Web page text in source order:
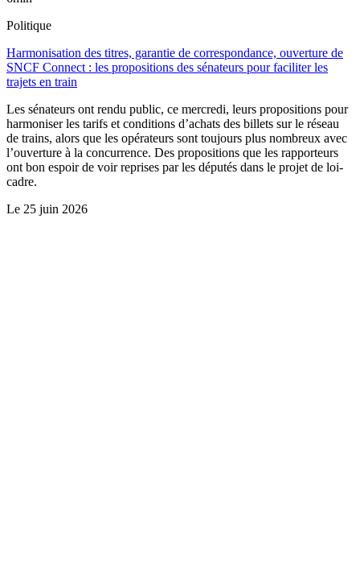
Politique
Harmonisation des titres, garantie de correspondance, ouverture de
SNCF Connect : les propositions des sénateurs pour faciliter les
trajets en train
Les sénateurs ont rendu public, ce mercredi, leurs propositions pour
harmoniser les tarifs et conditions d’achats des billets sur le réseau
de trains, alors que les opérateurs sont toujours plus nombreux avec
l’ouverture à la concurrence. Des propositions que les rapporteurs
ont bon espoir de voir reprises par les députés dans le projet de loi-
cadre.
Le 25 juin 2026